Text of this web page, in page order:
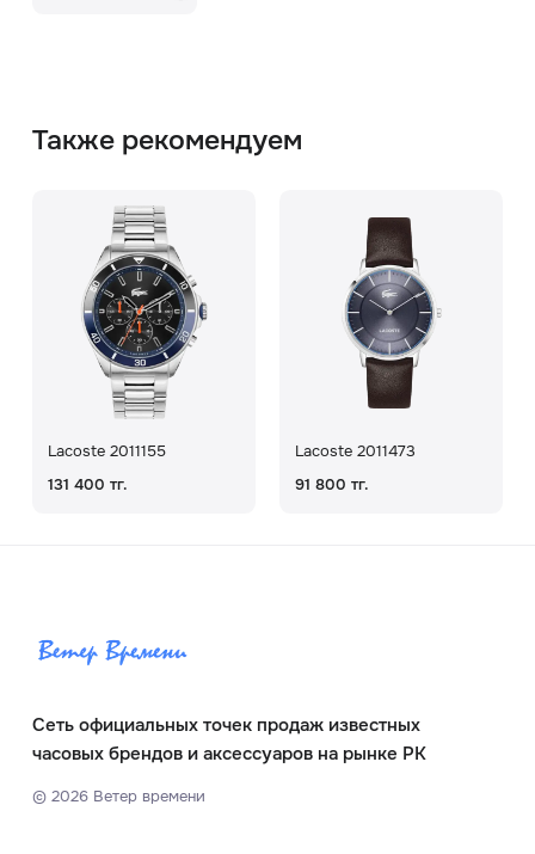
Также рекомендуем
Lacoste 2011155
131 400 тг.
Lacoste 2011473
91 800 тг.
Сеть официальных точек продаж известных
часовых брендов и аксессуаров на рынке РК
© 2026Ветер времени